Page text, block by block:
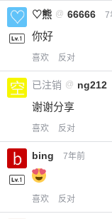
♡熊 @ 66666 7
你好
喜欢 反对
已注销 @ ng212
谢谢分享
喜欢 反对
bing 7年前
喜欢 反对